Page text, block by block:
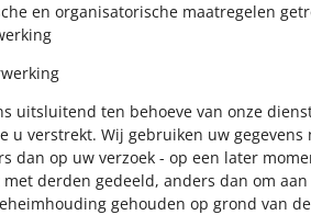
en organisatorische maatregelen
uitsluitend ten behoeve van onze
u verstrekt. Wij gebruiken uw
dan op uw verzoek - op een later
derden gedeeld, anders dan om
gehouden op grond van